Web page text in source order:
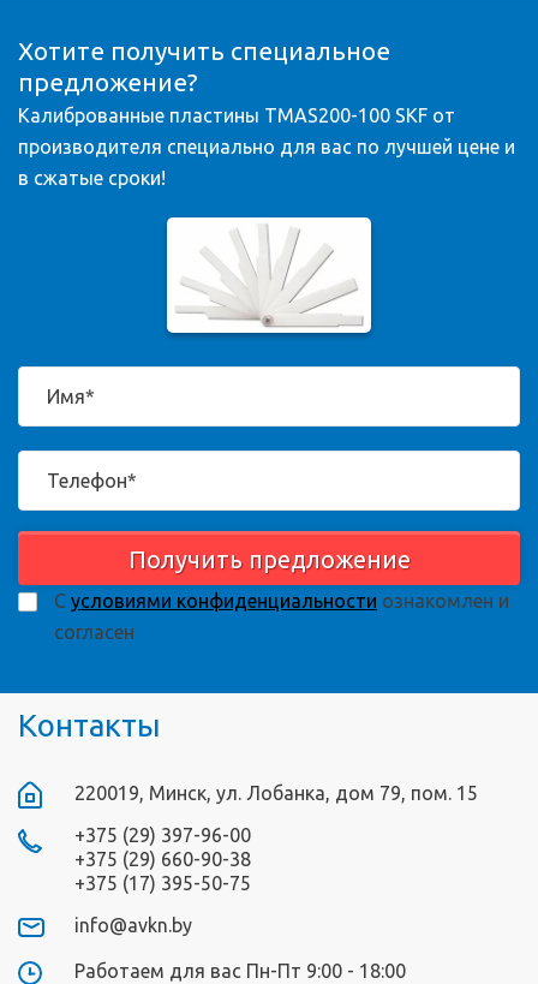
Хотите получить специальное
предложение?
Калиброванные пластины TMAS200-100 SKF от
производителя специально для вас по лучшей цене и
в сжатые сроки!
Получить предложение
С условиями конфиденциальности ознакомлен и
согласен
Контакты
220019, Минск, ул. Лобанка, дом 79, пом. 15
+375 (29) 397-96-00
+375 (29) 660-90-38
+375 (17) 395-50-75
info@avkn.by
Работаем для вас Пн-Пт 9:00 - 18:00